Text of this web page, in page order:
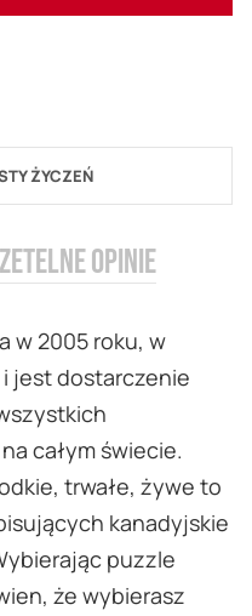
ŻYCZEŃ
w 2005 roku, w
i jest dostarczenie
całym świecie.
trwałe, żywe to
kanadyjskie
puzzle
że wybierasz
opinie